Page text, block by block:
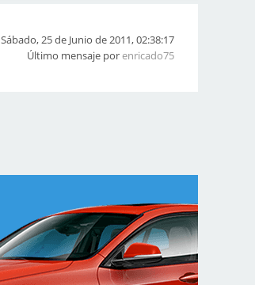
Sábado, 25 de Junio de 2011, 02:38:17
Último mensaje porenricado75